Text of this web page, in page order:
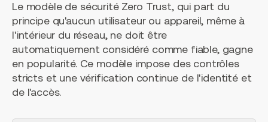
Le modèle de sécurité Zero Trust, qui part du
principe qu'aucun utilisateur ou appareil, même à
l'intérieur du réseau, ne doit être
automatiquement considéré comme fiable, gagne
en popularité. Ce modèle impose des contrôles
stricts et une vérification continue de l'identité et
de l'accès.